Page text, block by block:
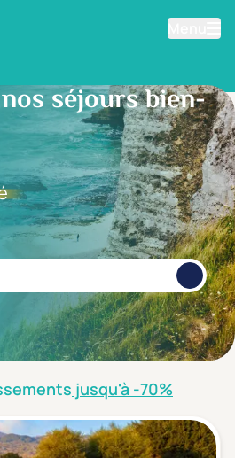
séjours bien-
les résultats
Maximum
(1)
jusqu'à -70%